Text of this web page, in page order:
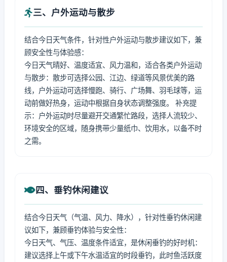
三、户外运动与散步
结合今日天气条件，针对性户外运动与散步建议如下，兼
顾安全性与体验感：
今日天气晴好、温度适宜、风力温和，适合各类户外运动
与散步：散步可选择公园、江边、绿道等风景优美的路
线，户外运动可选择慢跑、骑行、广场舞、羽毛球等，运
动前做好热身，运动中根据自身状态调整强度。 补充提
示：户外运动时尽量避开交通繁忙路段，选择人流较少、
环境安全的区域，随身携带少量纸巾、饮用水，以备不时
之需。
四、垂钓休闲建议
结合今日天气（气温、风力、降水），针对性垂钓休闲建
议如下，兼顾垂钓体验与安全性：
今日天气、气压、温度条件适宜，是休闲垂钓的好时机：
建议选择上午或下午水温适宜的时段垂钓，此时鱼活跃度